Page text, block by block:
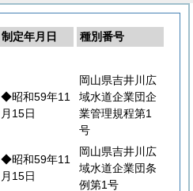
制定年月日
種別番号
◆昭和59年11
月15日
岡山県吉井川広
域水道企業団企
業管理規程第1
号
◆昭和59年11
月15日
岡山県吉井川広
域水道企業団条
例第1号